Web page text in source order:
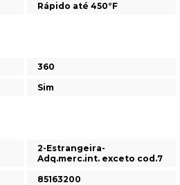
Rápido até 450°F
360
Sim
2-Estrangeira-
Adq.merc.int. exceto cod.7
85163200